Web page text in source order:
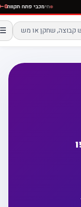
חימכבי פתח
☰